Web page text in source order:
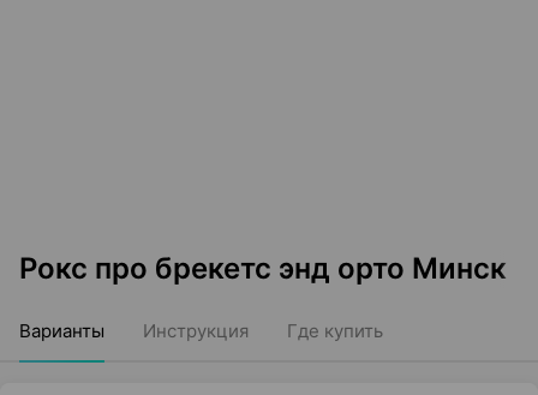
Рокс про брекетс энд орто Минск
Варианты Инструкция Где купить